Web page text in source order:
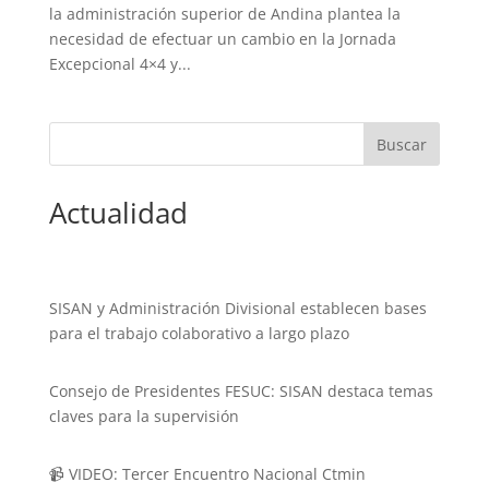
la administración superior de Andina plantea la
necesidad de efectuar un cambio en la Jornada
Excepcional 4×4 y...
Actualidad
SISAN y Administración Divisional establecen bases
para el trabajo colaborativo a largo plazo
Consejo de Presidentes FESUC: SISAN destaca temas
claves para la supervisión
📹 VIDEO: Tercer Encuentro Nacional Ctmin